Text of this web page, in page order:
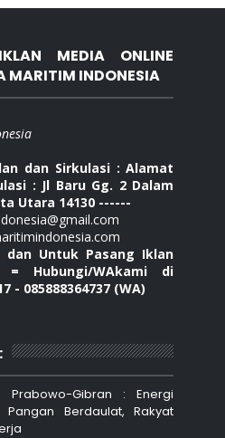
MEDIA ONLINE
MARITIM INDONESIA
dan Sirkulasi : Alamat
: Jl Baru Gg. 2 Dalam
Utara 14130 ------
dan Untuk Pasang Iklan
= Hubungi/WAkami di
- 085888364737 (WA)
Prabowo-Gibran : Energi
Pangan Berdaulat, Rakyat